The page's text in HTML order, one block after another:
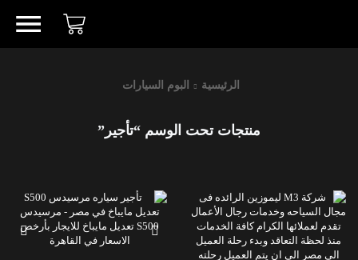
الرئيسية البوم السيارات
منتجات تحت الوسم “تأجير”